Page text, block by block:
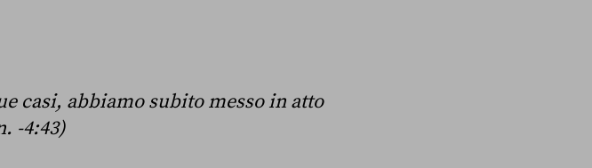
casi, abbiamo subito messo in atto
-4:43)